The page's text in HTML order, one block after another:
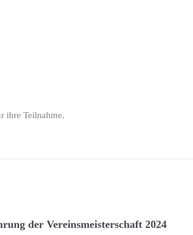
ihre Teilnahme.
der Vereinsmeisterschaft 2024